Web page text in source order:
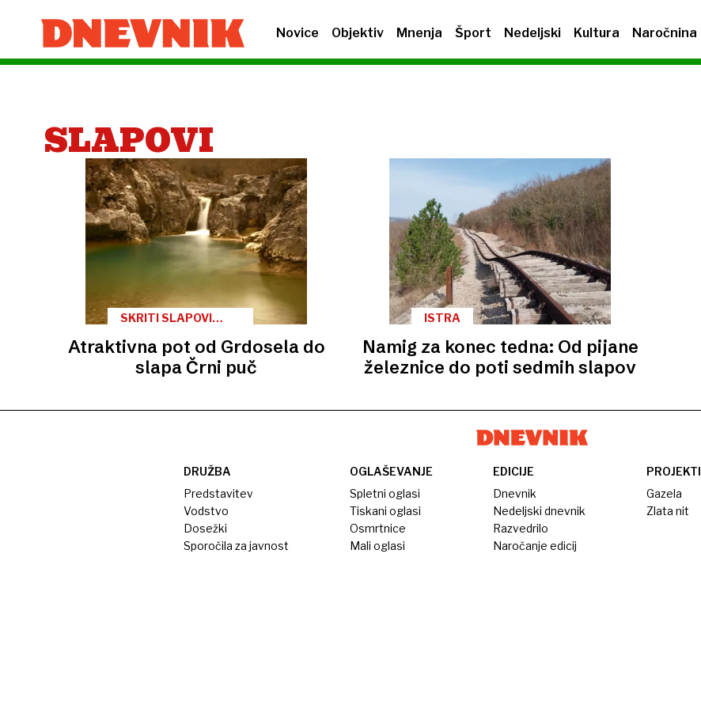
Novice Objektiv Mnenja Šport Nedeljski Kultura Naročnina
SLAPOVI
SKRITI SLAPOVI
Atraktivna pot od Grdosela do
slapa Črni puč
ISTRA
Namig za konec tedna: Od pijane
železnice do poti sedmih slapov
DRUŽBA
Predstavitev
Vodstvo
Dosežki
Sporočila za javnost
OGLAŠEVANJE
Spletni oglasi
Tiskani oglasi
Osmrtnice
Mali oglasi
EDICIJE
Dnevnik
Nedeljski dnevnik
Razvedrilo
Naročanje edicij
PROJEKTI
Gazela
Zlata nit